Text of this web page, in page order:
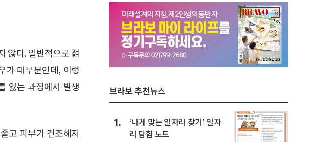
않다. 일반적으로 젊
가 대부분인데, 이렇
앓는 과정에서 발생
고 피부가 건조해지
브라보 추천뉴스
1.
‘내게 맞는 일자리 찾기’ 일자
리 탐험 노트